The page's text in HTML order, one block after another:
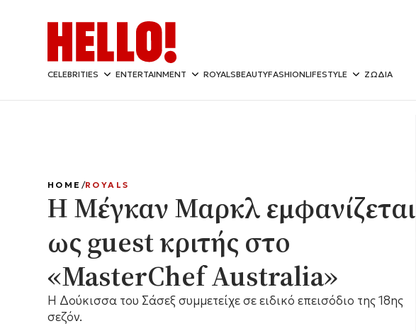
CELEBRITIES ENTERTAINMENT ROYALSBEAUTYFASHIONLIFESTYLE ΖΩΔΙΑ
HOME ROYALS
Η Μέγκαν Μαρκλ εμφανίζεται
ως guest κριτής στο
«MasterChef Australia»
Η Δούκισσα του Σάσεξ συμμετείχε σε ειδικό επεισόδιο της 18ης
σεζόν.